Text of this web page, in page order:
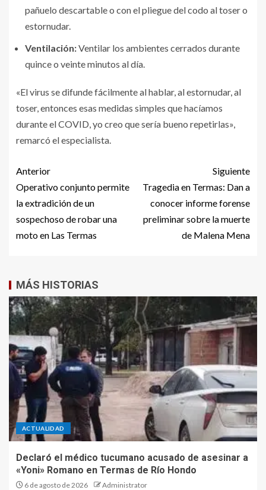
pañuelo descartable o con el pliegue del codo al toser o
estornudar.
Ventilación:Ventilar los ambientes cerrados durante
quince o veinte minutos al día.
«El virus se difunde fácilmente al hablar, al estornudar, al
toser, entonces esas medidas simples que hacíamos
durante el COVID, yo creo que sería bueno repetirlas»,
remarcó el especialista.
Anterior
Operativo conjunto permite
la extradición de un
sospechoso de robar una
moto en Las Termas
Siguiente
Tragedia en Termas: Dan a
conocer informe forense
preliminar sobre la muerte
de Malena Mena
MÁS HISTORIAS
ACTUALIDAD
Declaró el médico tucumano acusado de asesinar a
«Yoni» Romano en Termas de Río Hondo
6 de agosto de 2026 Administrator